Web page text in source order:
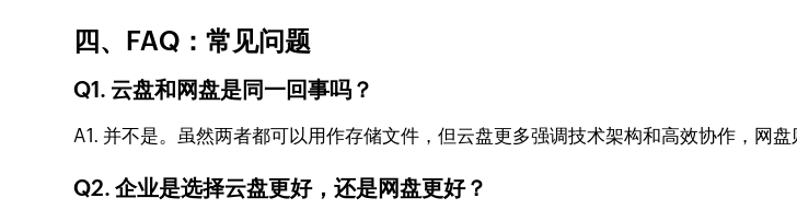
四、FAQ：常见问题
Q1. 云盘和网盘是同一回事吗？
A1. 并不是。虽然两者都可以用作存储文件，但云盘更多强调技术架构和高效协作，网盘
Q2. 企业是选择云盘更好，还是网盘更好？